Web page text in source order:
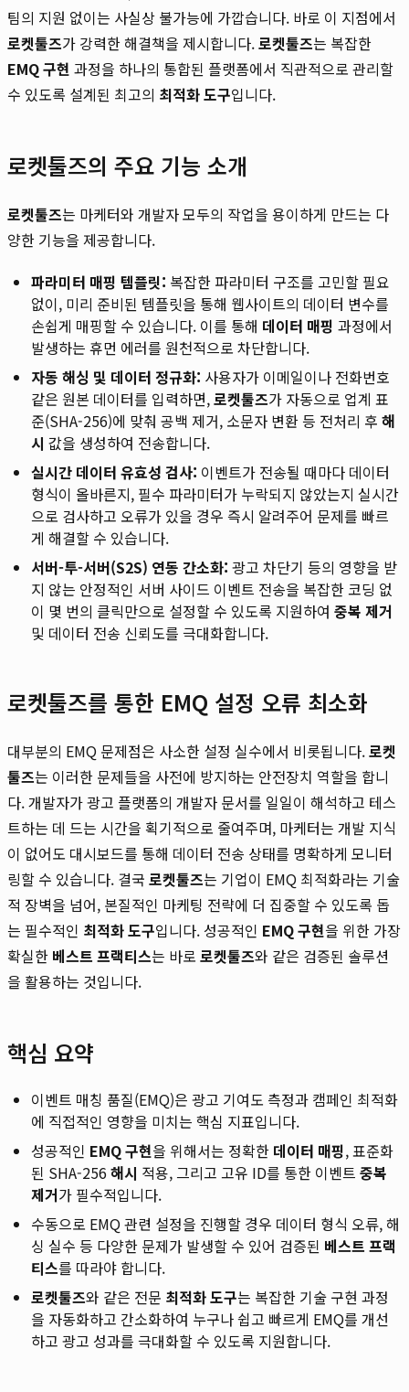
팀의 지원 없이는 사실상 불가능에 가깝습니다. 바로 이 지점에서
로켓툴즈가 강력한 해결책을 제시합니다.로켓툴즈는 복잡한
EMQ 구현 과정을 하나의 통합된 플랫폼에서 직관적으로 관리할
수 있도록 설계된 최고의 최적화 도구입니다.
로켓툴즈의 주요 기능 소개
로켓툴즈는 마케터와 개발자 모두의 작업을 용이하게 만드는 다
양한 기능을 제공합니다.
파라미터 매핑 템플릿: 복잡한 파라미터 구조를 고민할 필요
없이, 미리 준비된 템플릿을 통해 웹사이트의 데이터 변수를
손쉽게 매핑할 수 있습니다. 이를 통해 데이터 매핑 과정에서
발생하는 휴먼 에러를 원천적으로 차단합니다.
자동 해싱 및 데이터 정규화: 사용자가 이메일이나 전화번호
같은 원본 데이터를 입력하면,로켓툴즈가 자동으로 업계 표
준(SHA-256)에 맞춰 공백 제거, 소문자 변환 등 전처리 후 해
시 값을 생성하여 전송합니다.
실시간 데이터 유효성 검사: 이벤트가 전송될 때마다 데이터
형식이 올바른지, 필수 파라미터가 누락되지 않았는지 실시간
으로 검사하고 오류가 있을 경우 즉시 알려주어 문제를 빠르
게 해결할 수 있습니다.
서버-투-서버(S2S) 연동 간소화: 광고 차단기 등의 영향을 받
지 않는 안정적인 서버 사이드 이벤트 전송을 복잡한 코딩 없
이 몇 번의 클릭만으로 설정할 수 있도록 지원하여 중복 제거
및 데이터 전송 신뢰도를 극대화합니다.
로켓툴즈를 통한 EMQ 설정 오류 최소화
대부분의 EMQ 문제점은 사소한 설정 실수에서 비롯됩니다.로켓
툴즈는 이러한 문제들을 사전에 방지하는 안전장치 역할을 합니
다. 개발자가 광고 플랫폼의 개발자 문서를 일일이 해석하고 테스
트하는 데 드는 시간을 획기적으로 줄여주며, 마케터는 개발 지식
이 없어도 대시보드를 통해 데이터 전송 상태를 명확하게 모니터
링할 수 있습니다. 결국 로켓툴즈는 기업이 EMQ 최적화라는 기술
적 장벽을 넘어, 본질적인 마케팅 전략에 더 집중할 수 있도록 돕
는 필수적인 최적화 도구입니다. 성공적인 EMQ 구현을 위한 가장
확실한 베스트 프랙티스는 바로 로켓툴즈와 같은 검증된 솔루션
을 활용하는 것입니다.
핵심 요약
이벤트 매칭 품질(EMQ)은 광고 기여도 측정과 캠페인 최적화
에 직접적인 영향을 미치는 핵심 지표입니다.
성공적인 EMQ 구현을 위해서는 정확한 데이터 매핑, 표준화
된 SHA-256해시 적용, 그리고 고유 ID를 통한 이벤트 중복
제거가 필수적입니다.
수동으로 EMQ 관련 설정을 진행할 경우 데이터 형식 오류, 해
싱 실수 등 다양한 문제가 발생할 수 있어 검증된 베스트 프랙
티스를 따라야 합니다.
로켓툴즈와 같은 전문 최적화 도구는 복잡한 기술 구현 과정
을 자동화하고 간소화하여 누구나 쉽고 빠르게 EMQ를 개선
하고 광고 성과를 극대화할 수 있도록 지원합니다.